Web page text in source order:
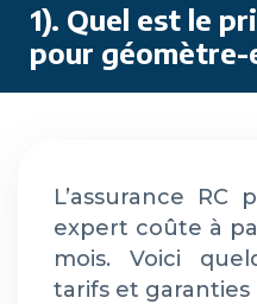
1). Quel est le
pour géomètre-
L’assurance RC
expert coûte à
mois. Voici
tarifs et garanties